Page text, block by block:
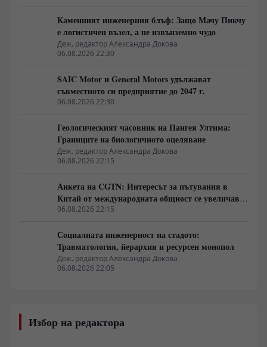
Каменният инженерния блъф: Защо Мачу Пикчу
е логистичен възел, а не извънземно чудо
Деж. редактор Александра Докова
06.08.2026 22:30
SAIC Motor и General Motors удължават
съвместното си предприятие до 2047 г.
06.08.2026 22:30
Геологическият часовник на Пангея Ултима:
Границите на биологичното оцеляване
Деж. редактор Александра Докова
06.08.2026 22:15
Анкета на CGTN: Интересът за пътувания в
Китай от международната общност се увеличава
бързо
06.08.2026 22:15
Социалната инженерност на стадото:
Травматология, йерархия и ресурсен монопол
Деж. редактор Александра Докова
06.08.2026 22:05
Избор на редактора